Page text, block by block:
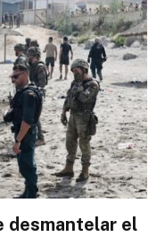
desmantelar el